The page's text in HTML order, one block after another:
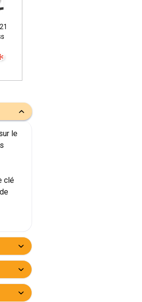
Pro 2020
497,90 € *
le
clé